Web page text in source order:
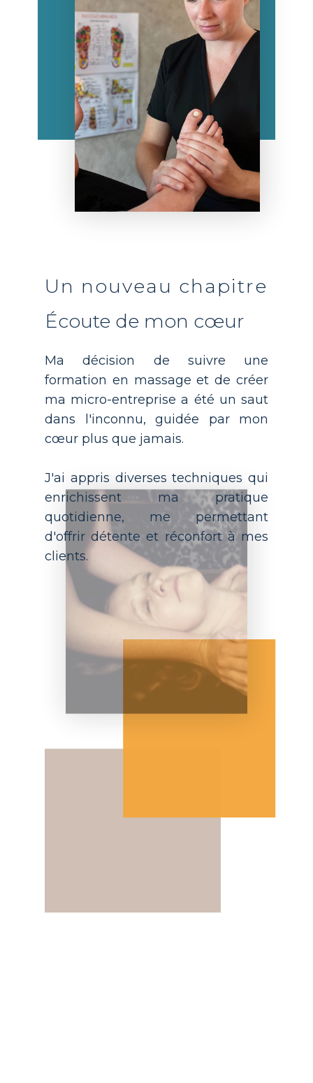
Un nouveau chapitre
Écoute de mon cœur
Ma décision de suivre une
formation en massage et de créer
ma micro-entreprise a été un saut
dans l'inconnu, guidée par mon
cœur plus que jamais.
J'ai appris diverses techniques qui
enrichissent ma pratique
quotidienne, me permettant
d'offrir détente et réconfort à mes
clients.